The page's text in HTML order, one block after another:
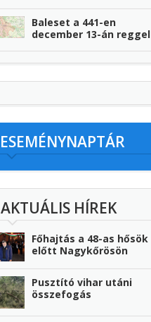
Baleset a 441-en
december 13-án reggel
ESEMÉNYNAPTÁR
AKTUÁLIS HÍREK
Főhajtás a 48-as hősök
előtt Nagykőrösön
Pusztító vihar utáni
összefogás